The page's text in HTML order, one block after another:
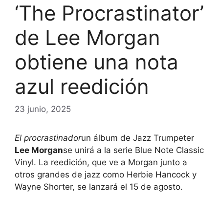
‘The Procrastinator’
de Lee Morgan
obtiene una nota
azul reedición
23 junio, 2025
El procrastinadorun álbum de Jazz Trumpeter
Lee Morganse unirá a la serie Blue Note Classic
Vinyl. La reedición, que ve a Morgan junto a
otros grandes de jazz como Herbie Hancock y
Wayne Shorter, se lanzará el 15 de agosto.